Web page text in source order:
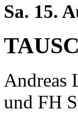
Sa. 15.
Andreas
und FH